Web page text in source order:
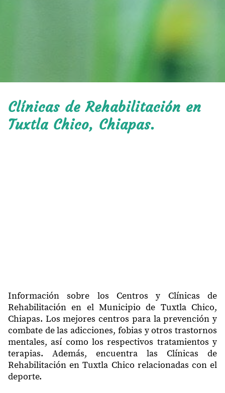
Clínicas de Rehabilitación en
Tuxtla Chico, Chiapas.
Información sobre los Centros y Clínicas de
Rehabilitación en el Municipio de Tuxtla Chico,
Chiapas. Los mejores centros para la prevención y
combate de las adicciones, fobias y otros trastornos
mentales, así como los respectivos tratamientos y
terapias. Además, encuentra las Clínicas de
Rehabilitación en Tuxtla Chico relacionadas con el
deporte.